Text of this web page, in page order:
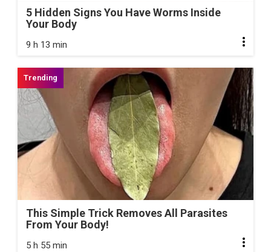
5 Hidden Signs You Have Worms Inside
Your Body
9 h 13 min
This Simple Trick Removes All Parasites
From Your Body!
5 h 55 min